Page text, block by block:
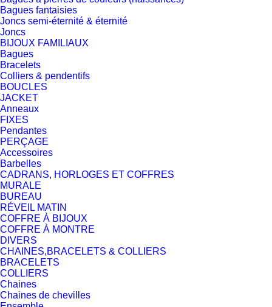
Bagues fantaisies
Joncs semi-éternité & éternité
Joncs
BIJOUX FAMILIAUX
Bagues
Bracelets
Colliers & pendentifs
BOUCLES
JACKET
Anneaux
FIXES
Pendantes
PERÇAGE
Accessoires
Barbelles
CADRANS, HORLOGES ET COFFRES
MURALE
BUREAU
RÉVEIL MATIN
COFFRE À BIJOUX
COFFRE À MONTRE
DIVERS
CHAINES,BRACELETS & COLLIERS
BRACELETS
COLLIERS
Chaines
Chaines de chevilles